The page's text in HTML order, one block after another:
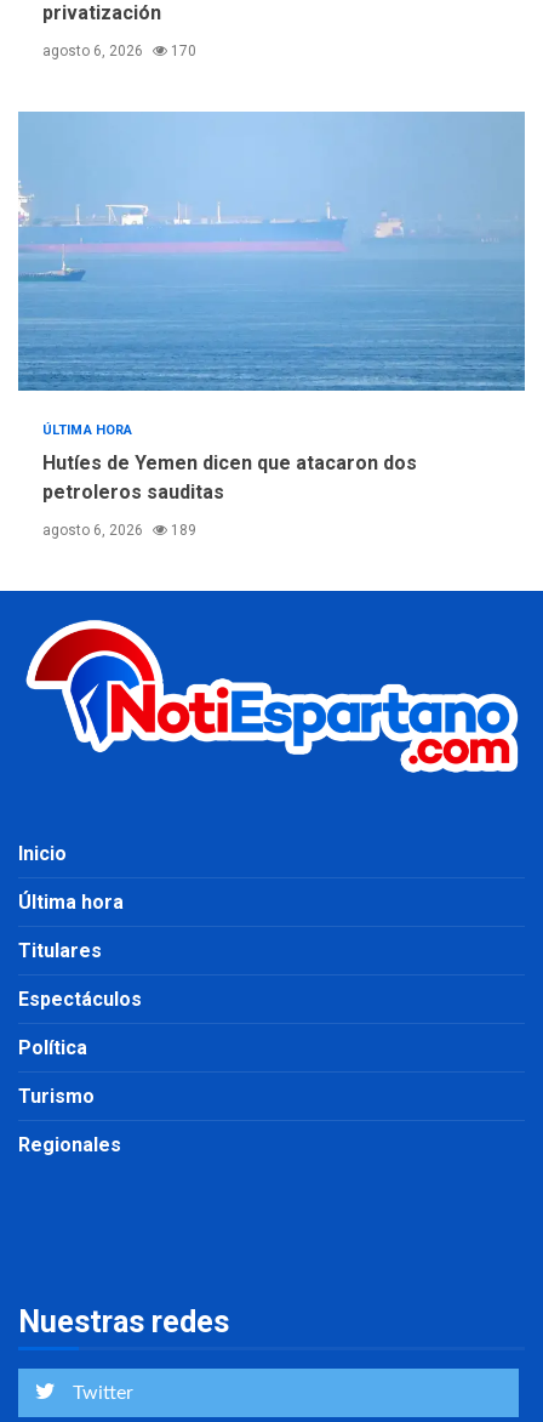
privatización
agosto 6, 2026 170
ÚLTIMA HORA
Hutíes de Yemen dicen que atacaron dos
petroleros sauditas
agosto 6, 2026 189
Inicio
Última hora
Titulares
Espectáculos
Política
Turismo
Regionales
Nuestras redes
Twitter